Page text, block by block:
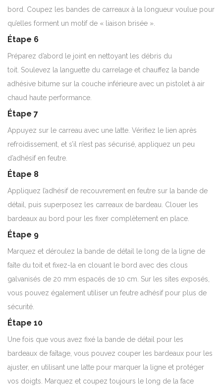
bord. Coupez les bandes de carreaux à la longueur voulue pour
qu’elles forment un motif de « liaison brisée ».
Étape 6
Préparez d’abord le joint en nettoyant les débris du
toit. Soulevez la languette du carrelage et chauffez la bande
adhésive bitume sur la couche inférieure avec un pistolet à air
chaud haute performance.
Étape 7
Appuyez sur le carreau avec une latte. Vérifiez le lien après
refroidissement, et s’il n’est pas sécurisé, appliquez un peu
d’adhésif en feutre.
Étape 8
Appliquez l’adhésif de recouvrement en feutre sur la bande de
détail, puis superposez les carreaux de bardeau. Clouer les
bardeaux au bord pour les fixer complètement en place.
Étape 9
Marquez et déroulez la bande de détail le long de la ligne de
faîte du toit et fixez-la en clouant le bord avec des clous
galvanisés de 20 mm espacés de 10 cm. Sur les sites exposés,
vous pouvez également utiliser un feutre adhésif pour plus de
sécurité.
Étape 10
Une fois que vous avez fixé la bande de détail pour les
bardeaux de faîtage, vous pouvez couper les bardeaux pour les
ajuster, en utilisant une latte pour marquer la ligne et protéger
vos doigts.
Marquez et coupez toujours le long de la face